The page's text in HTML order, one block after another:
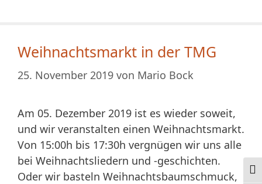
Weihnachtsmarkt in der TMG
25. November 2019 von Mario Bock
Am 05. Dezember 2019 ist es wieder soweit,
und wir veranstalten einen Weihnachtsmarkt.
Von 15:00h bis 17:30h vergnügen wir uns alle
bei Weihnachtsliedern und -geschichten.
Oder wir basteln Weihnachtsbaumschmuck,